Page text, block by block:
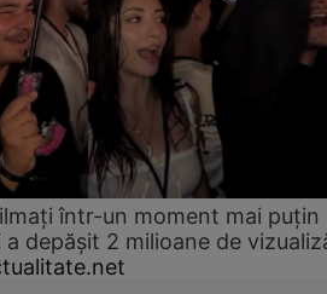
într-un moment mai puțin
depășit 2 milioane de